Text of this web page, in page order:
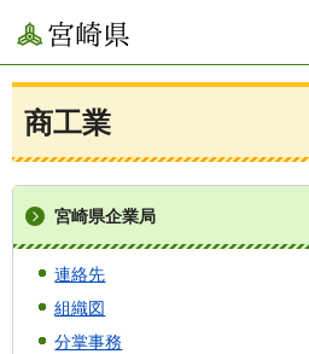
宮崎県
商工業
宮崎県企業局
連絡先
組織図
分掌事務